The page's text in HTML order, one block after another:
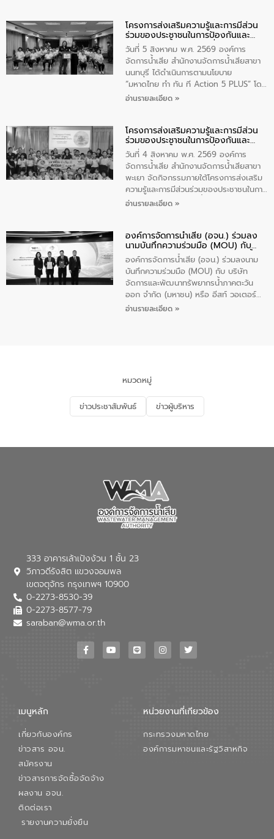
วัดสิงห์ จังหวัดชัยนาท โดยมีนายแสงชัย
สุขชื่น นายกเทศมนตรีตำบลวัดสิงห์ คณะผู้
บริหารเทศบาลตำบลวัดสิงห์ ผู้นำชุมชน และ
ประชาชนในพื้นที่เทศบาลตำบลวัดสิงก์ที่มี
ส่วนได้ส่วนเสียในโครงก่อสร้างศูนย์บริหาร
จัดการคุณภาพน้ำเทศบาลตำบลวัดสิงห์
จังหวัดชัยนาท ให้การต้อนรับ
โครงการส่งเสริมความรู้และการมีส่วน
ร่วมของประชาชนในการป้องกันและ
แก้ไขปัญหาน้ำเสียอย่างยั่งยืน
วันที่ 5 สิงหาคม พ.ศ. 2569 องค์การ
จัดการน้ำเสีย สำนักงานจัดการน้ำเสียสาขา
นนทบุรี ได้ดำเนินการตามนโยบาย
“มหาดไทย ทำ ทัน ที Action 5 PLUS” โดย
จัดโครงการส่งเสริมความรู้และการมีส่วน
“ชุมชนร่วมใจ น้ำใสยั่งยืน” ได้บรรยายให้
ความรู้เกี่ยวกับการจัดการน้ำเสียและการใช้
ถังดักไขมันให้แก่นักเรียนโรงเรียนวัดบ่อ
(นันทวิทยา) เทศบาลนครปากเกร็ด อำเภอ
ปากเกร็ด จังหวัดนนทบุรี จำนวน 30 คน
อ่านรายละเอียด »
โครงการส่งเสริมความรู้และการมีส่วน
ร่วมของประชาชนในการป้องกันและ
แก้ไขปัญหาน้ำเสียอย่างยั่งยืน
วันที่ 4 สิงหาคม พ.ศ. 2569 องค์การ
จัดการน้ำเสีย สำนักงานจัดการน้ำเสียสาขา
พะเยา จัดกิจกรรมภายใต้โครงการส่งเสริม
ความรู้และการมีส่วนร่วมของประชาชนในการ
ป้องกันและแก้ไขปัญหาน้ำเสียอย่างยั่งยืน
ชุมชนและการบำบัดน้ำเสียเบื้องต้น ให้กับ
นักเรียนชั้นประถมศึกษาปีที่ 5 โรงเรียน
เทศบาล 1 (พะเยาประชานุกูล) จำนวน 30
คน
อ่านรายละเอียด »
องค์การจัดการน้ำเสีย (อจน.) ร่วมลง
นามบันทึกความร่วมมือ (MOU) กับ
บริษัท จัดการและพัฒนาทรัพยากรน้ำ
ภาคตะวันออก จำกัด (มหาชน) หรือ อีส
ท์ วอเตอร์
องค์การจัดการน้ำเสีย (อจน.) ร่วมลงนาม
บันทึกความร่วมมือ (MOU) กับ บริษัท
จัดการและพัฒนาทรัพยากรน้ำภาคตะวัน
ออก จำกัด (มหาชน) หรือ อีสท์ วอเตอร์
เมื่อวันอังคารที่ 4 สิงหาคม 2569 ณ ห้อง
ด้านน้ำของประเทศ และเตรียมความพร้อม
รองรับการเติบโตของเมือง รวมถึงการ
ลงทุนในอุตสาหกรรมแห่งอนาคต ตลอดจน
มุ่งตอบโจทย์ความท้าทายจากวิกฤตการ
ในครั้งนี้เป็นการดึงจุดแข็งและความ
(อจน.) มาผสานกับประสบการณ์และ
เทคโนโลยีโครงข่ายน้ำครบวงจรในพื้นที่ EEC
ของอีสท์ วอเตอร์ เพื่อร่วมกันศึกษา
เทคโนโลยีการปรับปรุงคุณภาพน้ำ (Water
Reuse) และพัฒนารูปแบบการดำเนินงาน
ใช้น้ำที่พุ่งสูงขึ้นจากการขยายตัวของ
การองค์การจัดการน้ำเสีย กล่าวถึงภารกิจ
เพื่อสนับสนุนการพัฒนาเมืองอย่างยั่งยืน
ขณะที่ นายบดินทร์ อุดล กรรมการผู้อำนวย
สมดุลทางเศรษฐกิจและสิ่งแวดล้อมได้อย่าง
ภาคเอกชนในครั้งนี้ นับเป็นก้าวสำคัญของ
องค์การจัดการน้ำเสีย (อจน.) ในการร่วมวาง
อ่านรายละเอียด »
หมวดหมู่
ข่าวประชาสัมพันธ์ ข่าวผู้บริหาร
333 อาคารเล้าเป้งง้วน 1 ชั้น 23
วิภาวดีรังสิต แขวงจอมพล
เขตจตุจักร กรุงเทพฯ 10900
0-2273-8530-39
0-2273-8577-79
saraban@wma.or.th
เมนูหลัก
เกี่ยวกับองค์กร
ข่าวสาร อจน.
สมัครงาน
ข่าวสารการจัดซื้อจัดจ้าง
ผลงาน อจน.
ติดต่อเรา
รายงานความยั่งยืน
หน่วยงานที่เกียวข้อง
กระทรวงมหาดไทย
องค์การมหาชนและรัฐวิสาหกิจ